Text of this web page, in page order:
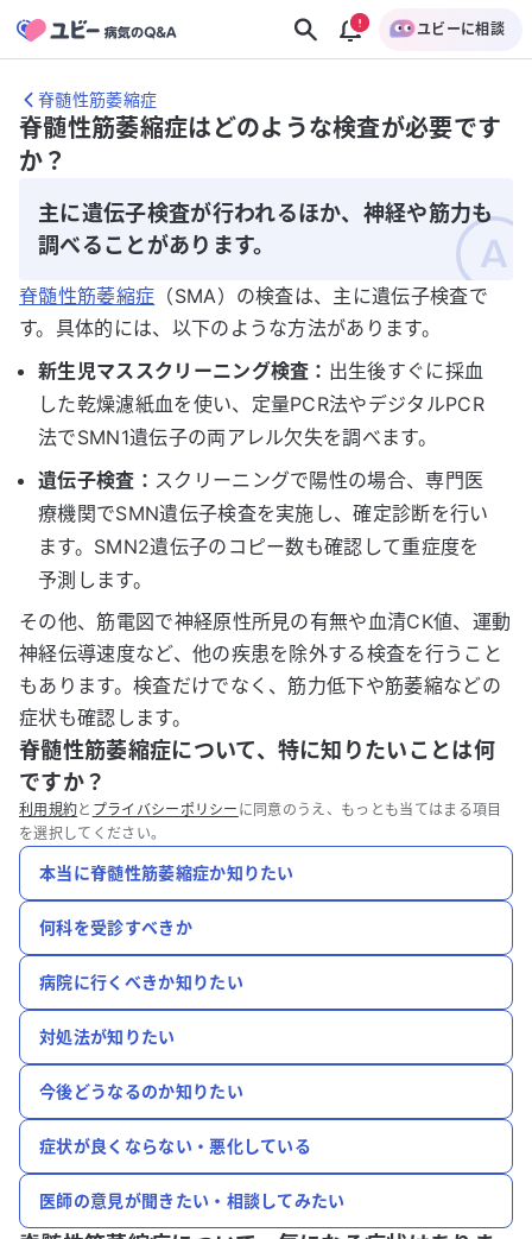
ユビーに相談
脊髄性筋萎縮症
脊髄性筋萎縮症はどのような検査が必要です
か？
主に遺伝子検査が行われるほか、神経や筋力も
調べることがあります。
脊髄性筋萎縮症 （SMA）の検査は、主に遺伝子検査で
す。具体的には、以下のような方法があります。
新生児マススクリーニング検査： 出生後すぐに採血
した乾燥濾紙血を使い、定量PCR法やデジタルPCR
法でSMN1遺伝子の両アレル欠失を調べます。
遺伝子検査： スクリーニングで陽性の場合、専門医
療機関でSMN遺伝子検査を実施し、確定診断を行い
ます。SMN2遺伝子のコピー数も確認して重症度を
予測します。
その他、筋電図で神経原性所見の有無や血清CK値、運動
神経伝導速度など、他の疾患を除外する検査を行うこと
もあります。検査だけでなく、筋力低下や筋萎縮などの
症状も確認します。
脊髄性筋萎縮症について、特に知りたいことは何
ですか？
利用規約と プライバシーポリシー に同意のうえ、もっとも当てはまる項目
を選択してください。
本当に脊髄性筋萎縮症か知りたい
何科を受診すべきか
病院に行くべきか知りたい
対処法が知りたい
今後どうなるのか知りたい
症状が良くならない・悪化している
医師の意見が聞きたい・相談してみたい